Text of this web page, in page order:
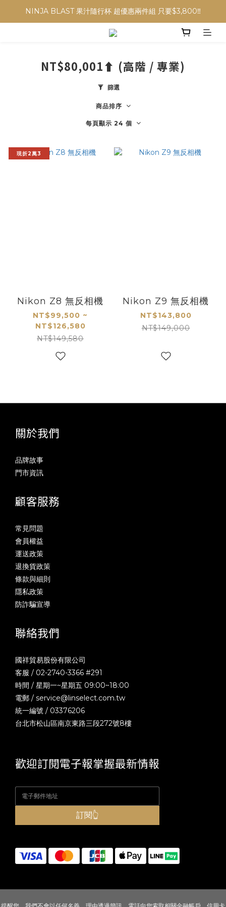
NINJA BLAST 果汁隨行杯 超優惠兩件組 只要$3,800‼️
NINJA BLAST 果汁隨行杯 超優惠兩件組 只要$3,800‼️
✨收藏經典， F接環鏡頭4折起✨
NT$80,001⬆️ (高階 / 專業)
篩選
商品排序
每頁顯示 24 個
現折2萬3
Nikon Z8 無反相機
NT$99,500 ~
NT$126,580
NT$149,580
Nikon Z9 無反相機
NT$143,800
NT$149,000
關於我們
品牌故事
門市資訊
顧客服務
常見問題
會員權益
運送政策
退換貨政策
條款與細則
隱私政策
防詐騙宣導
聯絡我們
國祥貿易股份有限公司
客服 / 02-2740-3366 #291
時間 / 星期一~星期五 09:00~18:00
電郵 / service@linselect.com.tw
統一編號 / 03376206
台北市松山區南京東路三段272號8樓
歡迎訂閱電子報掌握最新情報
訂閱👆